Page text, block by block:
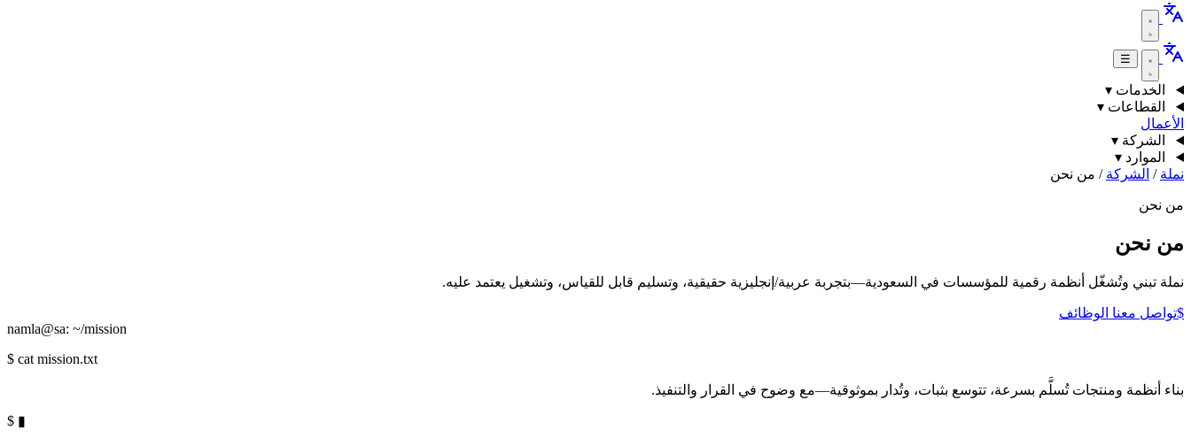
☰
الخدمات ▾
القطاعات ▾
الأعمال
الشركة ▾
الموارد ▾
نملة / الشركة / من نحن
من نحن
من نحن
نملة تبني وتُشغّل أنظمة رقمية للمؤسسات في السعودية—بتجربة عربية/إنجليزية حقيقية، وتسليم قابل للقياس، وتشغيل يعتمد عليه.
$تواصل معنا الوظائف
namla@sa: ~/mission
$ cat mission.txt
بناء أنظمة ومنتجات تُسلَّم بسرعة، تتوسع بثبات، وتُدار بموثوقية—مع وضوح في القرار والتنفيذ.
$ ▮